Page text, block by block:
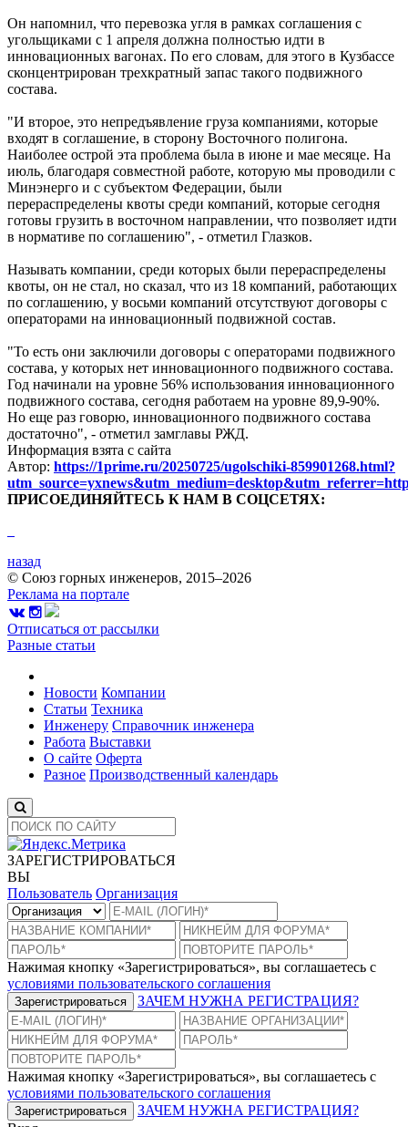
Он напомнил, что перевозка угля в рамках соглашения с
угольщиками с 1 апреля должна полностью идти в
инновационных вагонах. По его словам, для этого в Кузбассе
сконцентрирован трехкратный запас такого подвижного
состава.
"И второе, это непредъявление груза компаниями, которые
входят в соглашение, в сторону Восточного полигона.
Наиболее острой эта проблема была в июне и мае месяце. На
июль, благодаря совместной работе, которую мы проводили с
Минэнерго и с субъектом Федерации, были
перераспределены квоты среди компаний, которые сегодня
готовы грузить в восточном направлении, что позволяет идти
в нормативе по соглашению", - отметил Глазков.
Называть компании, среди которых были перераспределены
квоты, он не стал, но сказал, что из 18 компаний, работающих
по соглашению, у восьми компаний отсутствуют договоры с
операторами на инновационный подвижной состав.
"То есть они заключили договоры с операторами подвижного
состава, у которых нет инновационного подвижного состава.
Год начинали на уровне 56% использования инновационного
подвижного состава, сегодня работаем на уровне 89,9-90%.
Но еще раз говорю, инновационного подвижного состава
достаточно", - отметил замглавы РЖД.
Информация взята с сайта
Автор: https://1prime.ru/20250725/ugolschiki-859901268.html?
ПРИСОЕДИНЯЙТЕСЬ К НАМ В СОЦСЕТЯХ:
назад
© Союз горных инженеров, 2015–2026
Реклама на портале
Отписаться от рассылки
Разные статьи
Новости Компании
Статьи Техника
Инженеру Справочник инженера
Работа Выставки
О сайте Оферта
Разное Производственный календарь
ЗАРЕГИСТРИРОВАТЬСЯ
ВЫ
Пользователь Организация
Нажимая кнопку «Зарегистрироваться», вы соглашаетесь с
условиями пользовательского соглашения
Зарегистрироваться ЗАЧЕМ НУЖНА РЕГИСТРАЦИЯ?
Нажимая кнопку «Зарегистрироваться», вы соглашаетесь с
условиями пользовательского соглашения
Зарегистрироваться
ЗАЧЕМ НУЖНА РЕГИСТРАЦИЯ?